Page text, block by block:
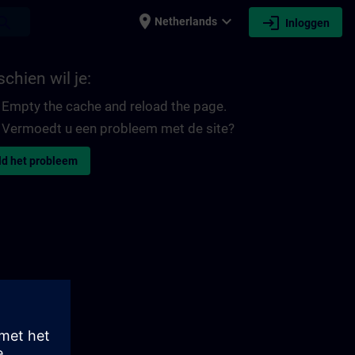
place Netherlands expand_more login Inloggen
wil je:
Empty the cache and reload the page.
Vermoedt u een probleem met de site?
het probleem